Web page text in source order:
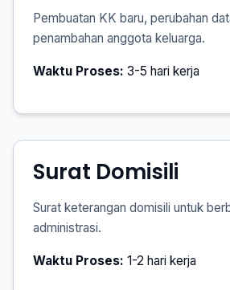
Pembuatan KK baru, perubahan
penambahan anggota keluarga.
Waktu Proses: 3-5 hari kerja
Surat Domisili
Surat keterangan domisili untuk
administrasi.
Waktu Proses: 1-2 hari kerja